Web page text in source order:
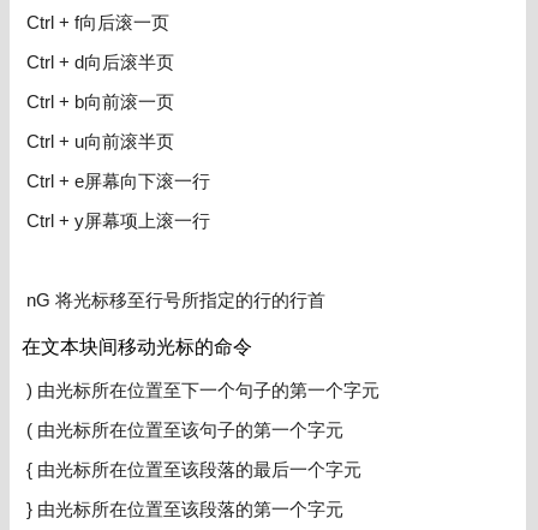
Ctrl + f向后滚一页
Ctrl + d向后滚半页
Ctrl + b向前滚一页
Ctrl + u向前滚半页
Ctrl + e屏幕向下滚一行
Ctrl + y屏幕项上滚一行
nG 将光标移至行号所指定的行的行首
在文本块间移动光标的命令
) 由光标所在位置至下一个句子的第一个字元
( 由光标所在位置至该句子的第一个字元
{ 由光标所在位置至该段落的最后一个字元
} 由光标所在位置至该段落的第一个字元